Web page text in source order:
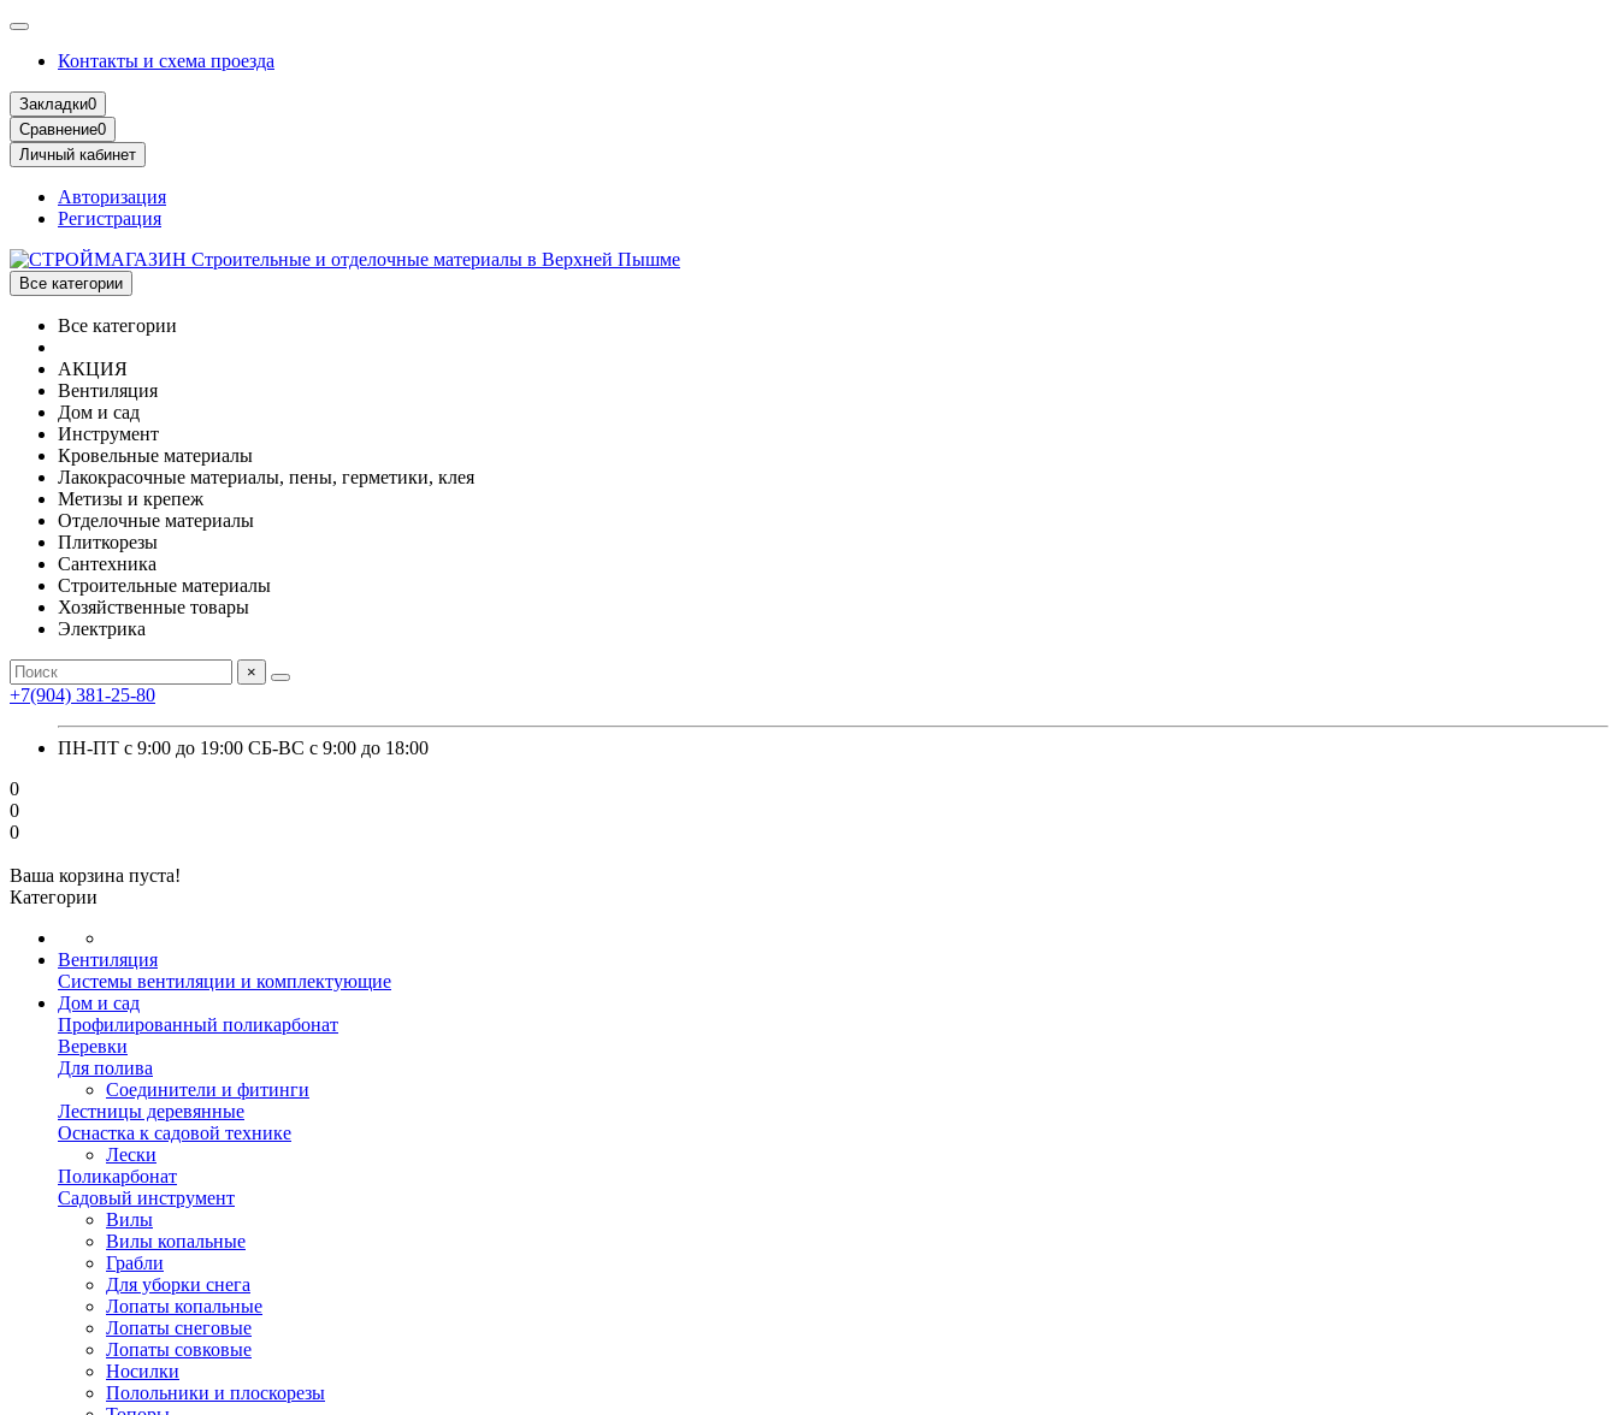
Контакты и схема проезда
Закладки0
Сравнение0
Личный кабинет
Авторизация
Регистрация
Все категории
Все категории
АКЦИЯ
Вентиляция
Дом и сад
Инструмент
Кровельные материалы
Лакокрасочные материалы, пены, герметики, клея
Метизы и крепеж
Отделочные материалы
Плиткорезы
Сантехника
Строительные материалы
Хозяйственные товары
Электрика
×
+7(904) 381-25-80
ПН-ПТ с 9:00 до 19:00 СБ-ВС с 9:00 до 18:00
0
0
0
Ваша корзина пуста!
Категории
Вентиляция
Системы вентиляции и комплектующие
Дом и сад
Профилированный поликарбонат
Веревки
Для полива
Соединители и фитинги
Лестницы деревянные
Оснастка к садовой технике
Лески
Поликарбонат
Садовый инструмент
Вилы
Вилы копальные
Грабли
Для уборки снега
Лопаты копальные
Лопаты снеговые
Лопаты совковые
Носилки
Полольники и плоскорезы